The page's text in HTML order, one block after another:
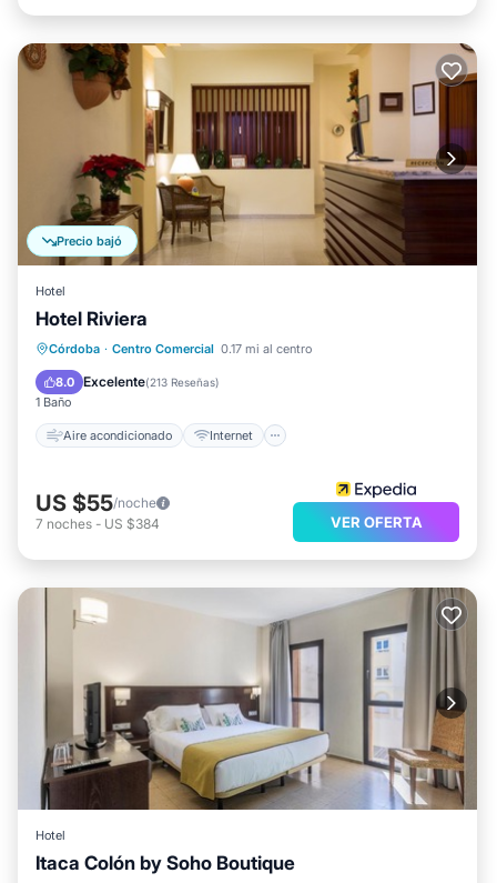
Precio bajó
Hotel
Hotel Riviera
Córdoba · Centro Comercial 0.17 mi al centro
8.0 Excelente(213 Reseñas)
1 Baño
Aire acondicionado Internet
Aire acondicionado
Apto para niños
Accesible en silla de ruedas
US $55/noche
7 noches - US $384 VER OFERTA
Hotel
Itaca Colón by Soho Boutique